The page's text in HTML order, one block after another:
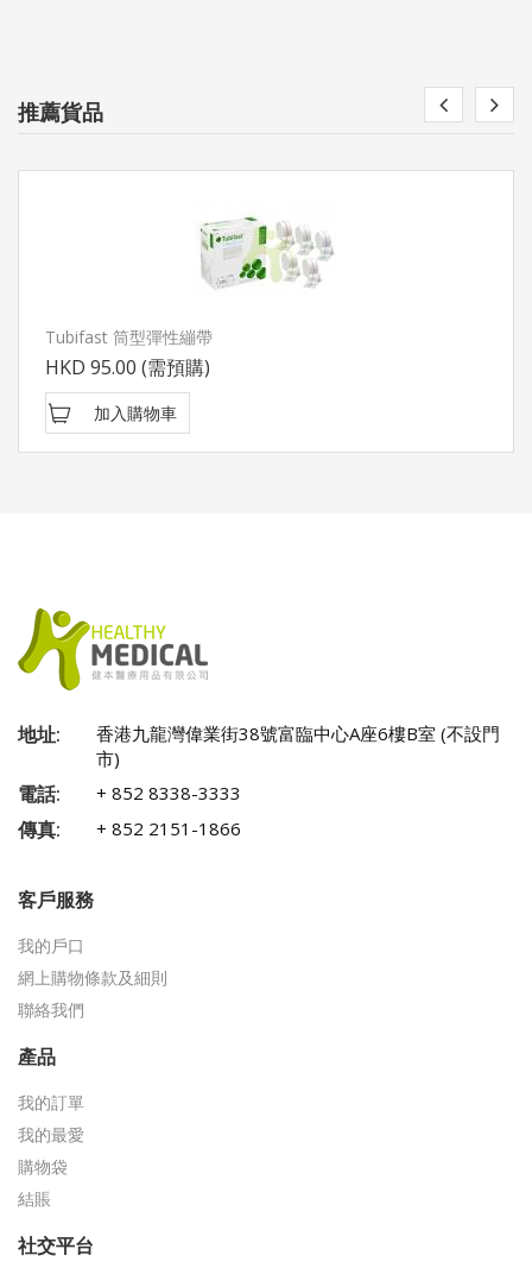
推薦貨品
Tubifast 筒型彈性繃帶
HKD 95.00 (需預購)
加入購物車
地址:
香港九龍灣偉業街38號富臨中心A座6樓B室 (不設門
市)
電話: + 852 8338-3333
傳真: + 852 2151-1866
客戶服務
我的戶口
網上購物條款及細則
聯絡我們
產品
我的訂單
我的最愛
購物袋
結賬
社交平台